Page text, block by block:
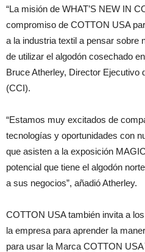
“La misión de WHAT’S NEW IN
compromiso de COTTON USA
a la industria textil a pensar sobre
de utilizar el algodón cosechado
Bruce Atherley, Director Ejecutivo
(CCI).
“Estamos muy excitados de
tecnologías y oportunidades con
que asisten a la exposición
potencial que tiene el algodón
a sus negocios”, añadió Atherley.
COTTON USA también invita a
la empresa para aprender la
para usar la Marca COTTON